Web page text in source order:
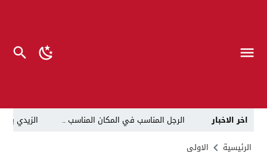
اخر الاخبار الرجل المناسب في المكان المناسب ..
الزيدي
الرئيسية الاولى